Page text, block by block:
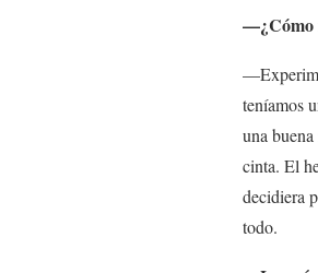
—¿Cómo
teníamos
una
cinta. El
decidiera
todo.